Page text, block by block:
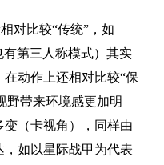
对比较“传统”，如
有第三人称模式）其实
动作上还相对比较“保
野带来环境感更加明
（卡视角），同样由
如以星际战甲为代表